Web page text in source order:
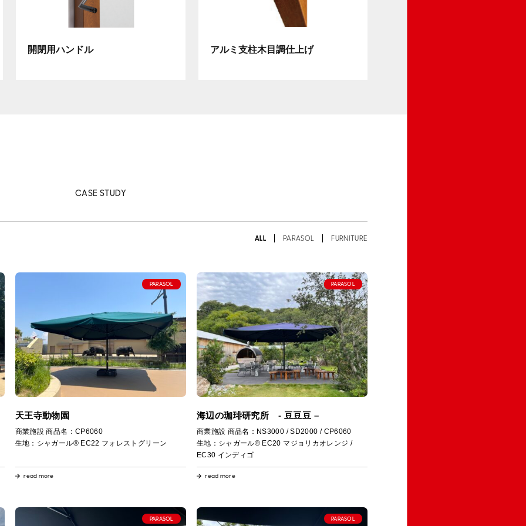
開閉用ハンドル アルミ支柱木目調仕上げ
CASE STUDY
ALL PARASOL FURNITURE
PARASOL
天王寺動物園
商業施設 商品名：CP6060
生地：シャガール® EC22 フォレストグリーン
read more
PARASOL
海辺の珈琲研究所 - 豆豆豆 –
商業施設 商品名：NS3000 / SD2000 / CP6060
生地：シャガール® EC20 マジョリカオレンジ /
EC30 インディゴ
read more
PARASOL PARASOL